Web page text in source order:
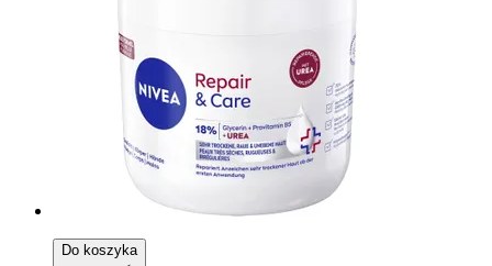
Do koszyka